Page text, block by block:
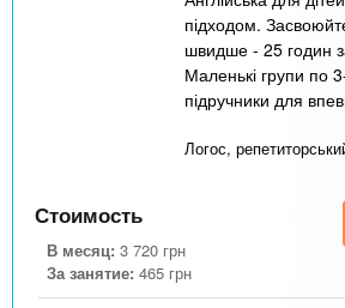
к
а
)
підходом.
швидше - 25 годин
Маленькі групи по
підручники для
Логос,
Стоимость
В месяц: 3 720 грн
За занятие: 465 грн